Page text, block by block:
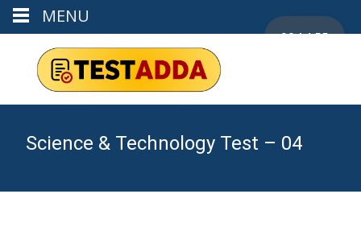
Science & Technology Test – 04
00:14:55
MENU